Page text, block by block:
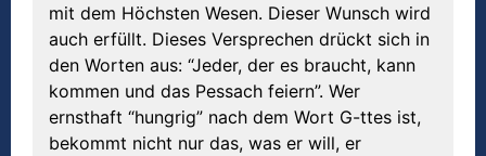
mit dem Höchsten Wesen. Dieser Wunsch wird
auch erfüllt. Dieses Versprechen drückt sich in
den Worten aus: “Jeder, der es braucht, kann
kommen und das Pessach feiern”. Wer
ernsthaft “hungrig” nach dem Wort G-ttes ist,
bekommt nicht nur das, was er will, er